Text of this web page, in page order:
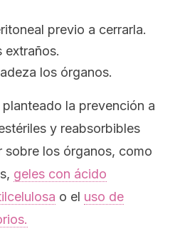
previo a cerrarla.
extraños.
los órganos.
la prevención a
y reabsorbibles
sobre los órganos, como
geles con ácido
o el uso de